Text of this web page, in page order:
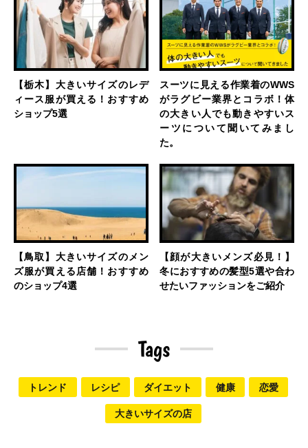
【栃木】大きいサイズのレデ
ィース服が買える！おすすめ
ショップ5選
スーツに見える作業着のWWS
がラグビー業界とコラボ！体
の大きい人でも動きやすいス
ーツについて聞いてみまし
た。
【鳥取】大きいサイズのメン
ズ服が買える店舗！おすすめ
のショップ4選
【顔が大きいメンズ必見！】
冬におすすめの髪型5選や合わ
せたいファッションをご紹介
Tags
トレンド レシピ ダイエット 健康 恋愛
大きいサイズの店